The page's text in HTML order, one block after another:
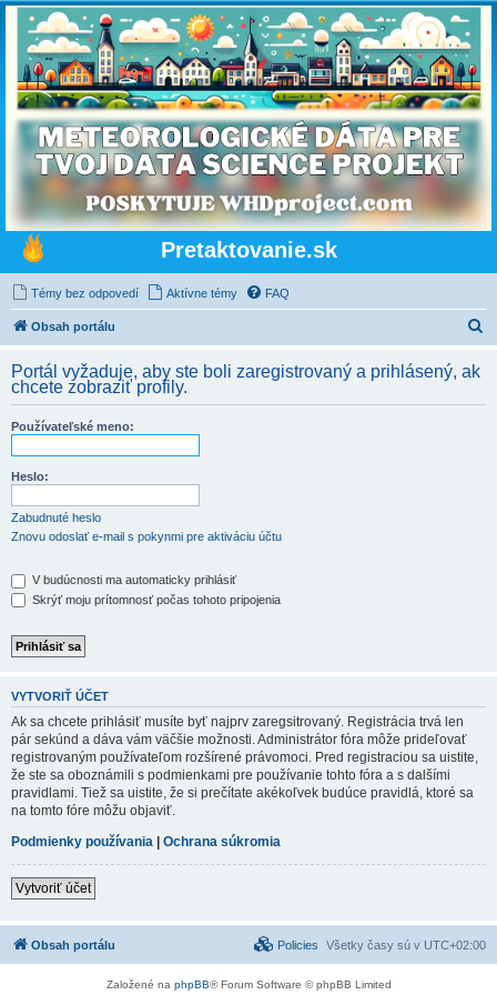
Pretaktovanie.sk
Témy bez odpovedí Aktívne témy FAQ
Obsah portálu
d
Portál vyžaduje, aby ste boli zaregistrovaný a prihlásený, ak
chcete zobraziť profily.
Používateľské meno:
Heslo:
Zabudnuté heslo
Znovu odoslať e-mail s pokynmi pre aktiváciu účtu
V budúcnosti ma automaticky prihlásiť
Skrýť moju prítomnosť počas tohoto pripojenia
VYTVORIŤ ÚČET
Ak sa chcete prihlásiť musíte byť najprv zaregsitrovaný. Registrácia trvá len
pár sekúnd a dáva vám väčšie možnosti. Administrátor fóra môže prideľovať
registrovaným používateľom rozšírené právomoci. Pred registraciou sa uistite,
že ste sa oboznámili s podmienkami pre používanie tohto fóra a s dalšími
pravidlami. Tiež sa uistite, že si prečítate akékoľvek budúce pravidlá, ktoré sa
na tomto fóre môžu objaviť.
Podmienky používania | Ochrana súkromia
Vytvoriť účet
Obsah portálu Všetky časy sú v UTC+02:00
Policies
Založené na phpBB® Forum Software © phpBB Limited